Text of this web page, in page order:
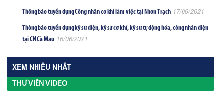
Thông báo tuyển dụng Công nhân cơ khí làm việc tại Nhơn Trạch 17/06/2021
Thông báo tuyển dụng kỹ sư điện, kỹ sư cơ khí, kỹ sư tự động hóa, công nhân điện
tại CN Cà Mau 16/06/2021
XEM NHIỀU NHẤT
THƯ VIỆN VIDEO